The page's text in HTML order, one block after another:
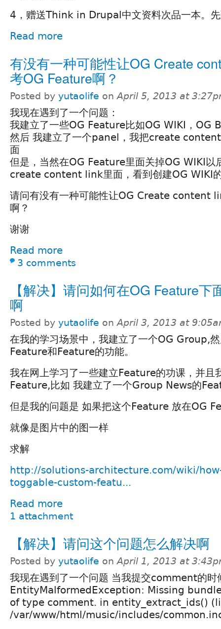
4，赠送Think in Drupal中文资料次品一本。
Read more
有没有一种可能性让OG Create
考OG Feature啊？
Posted by yutaolife onApril 5, 2013 at
我现在遇到了一个问题：
我建立了一些OG Feature比如OG WIKI，OG
然后 我建立了一个panel，我把create
面
但是，当然在OG Feature里面关掉OG WIKI以
create content link里面，看到创建OG WIKI
请问有没有一种可能性让OG Create content
啊？
谢谢
Read more
3 comments
【解决】请问如何在OG Feature下
啊
Posted by yutaolife onApril 3, 2013 at
在我的学习场景中，我建立了一个OG Group,
Feature和Feature的功能。
我在网上学习了一些建立Feature的功课，并且
Feature,比如 我建立了一个Group News的
但是我的问题是 如果把这个Feature 放在OG
就像是图片中的图一样
求解
http://solutions-architecture.com/wiki/
toggable-custom-featu...
Read more
1 attachment
【解决】请问这个问题怎么解决啊
Posted by yutaolife onApril 1, 2013 at
我现在遇到了一个问题 当我提交comment的时
EntityMalformedException: Missing
of type comment. in entity_extract_ids()
/var/www/html/music/includes/